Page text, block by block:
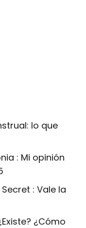
lo que
: Mi opinión
: Vale la
¿Cómo